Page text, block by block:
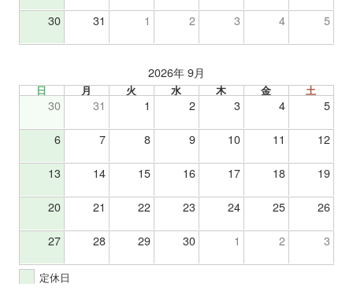
30 31 1 2 3 4 5
2026年 9月
日 月 火 水 木 金 土
30 31 1 2 3 4 5
6 7 8 9 10 11 12
13 14 15 16 17 18 19
20 21 22 23 24 25 26
27 28 29 30 1 2 3
定休日